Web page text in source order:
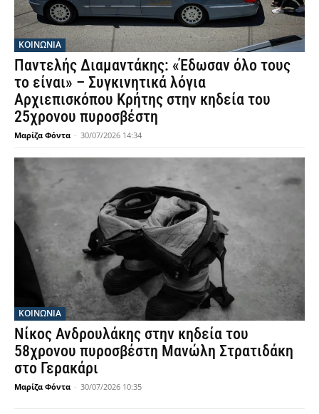
ΚΟΙΝΩΝΙΑ
Παντελής Διαμαντάκης: «Έδωσαν όλο τους
το είναι» – Συγκινητικά λόγια
Αρχιεπισκόπου Κρήτης στην κηδεία του
25χρονου πυροσβέστη
Μαρίζα Φόντα - 30/07/2026 14:34
ΚΟΙΝΩΝΙΑ
Νίκος Ανδρουλάκης στην κηδεία του
58χρονου πυροσβέστη Μανώλη Στρατιδάκη
στο Γερακάρι
Μαρίζα Φόντα - 30/07/2026 10:35